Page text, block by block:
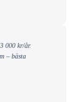
000 kr/år.
– bästa